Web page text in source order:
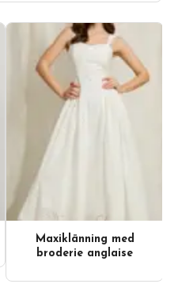
Maxiklänning med
broderie anglaise